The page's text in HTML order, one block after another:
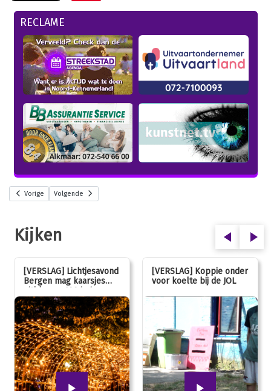
RECLAME
Vorige Volgende
Kijken
[VERSLAG] Lichtjesavond
Bergen mag kaarsjes
uitblazen: 100 jarig
jubileum!
[VERSLAG] Koppie onder
voor koelte bij de JOL